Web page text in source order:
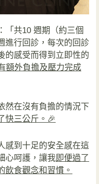
「共10 週期（約三個
進行回診，每次的回診
的感受而得到立即性的
額外負擔及壓力完成
然在沒有負擔的情況下
快三公斤。🎉
感到十足的安全感在這
心呵護，讓我即便過了
飲食觀念和習慣。